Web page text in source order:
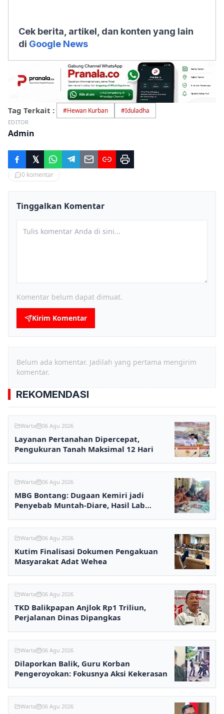
Cek berita, artikel, dan konten yang lain
di Google News
Tag Terkait : #Hewan Kurban #Iduladha
EDITOR
Admin
0 komentar
Tinggalkan Komentar
Komentar belum dapat dimuat.
Kirim Komentar
Belum ada komentar. Jadilah yang pertama mengirim
komentar.
REKOMENDASI
Warta 06 Agu 2026
Layanan Pertanahan Dipercepat,
Pengukuran Tanah Maksimal 12 Hari
Warta 06 Agu 2026
MBG Bontang: Dugaan Kemiri jadi
Penyebab Muntah-Diare, Hasil Lab
Warta 06 Agu 2026
Kutim Finalisasi Dokumen Pengakuan
Masyarakat Adat Wehea
Warta 06 Agu 2026
TKD Balikpapan Anjlok Rp1 Triliun,
Perjalanan Dinas Dipangkas
Warta 06 Agu 2026
Dilaporkan Balik, Guru Korban
Pengeroyokan: Fokusnya Aksi Kekerasan
Warta 06 Agu 2026